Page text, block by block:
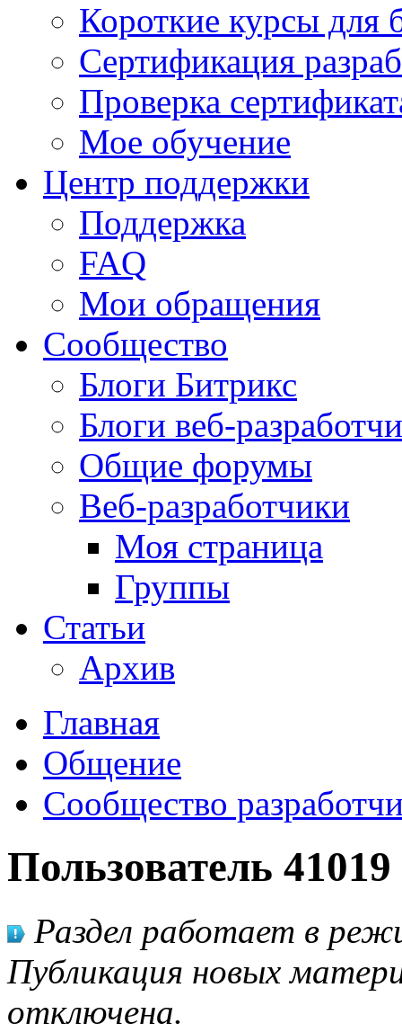
Короткие курсы для
Сертификация
Проверка
Мое обучение
Центр поддержки
Поддержка
FAQ
Мои обращения
Сообщество
Блоги Битрикс
Блоги веб-
Общие форумы
Веб-разработчики
Моя страница
Группы
Статьи
Архив
Главная
Общение
Сообщество
Пользователь 41019
Раздел работает в
Публикация новых
отключена.